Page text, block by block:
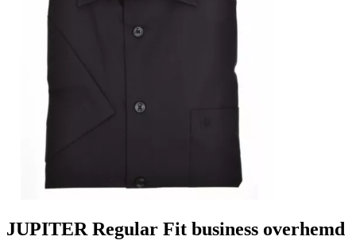
JUPITER Regular Fit business overhemd